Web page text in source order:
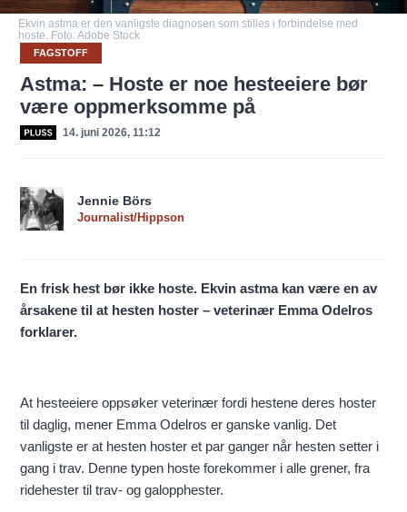
Ekvin astma er den vanligste diagnosen som stilles i forbindelse med
hoste. Foto: Adobe Stock
FAGSTOFF
Astma: – Hoste er noe hesteeiere bør
være oppmerksomme på
14. juni 2026, 11:12
Jennie Börs
Journalist/Hippson
En frisk hest bør ikke hoste. Ekvin astma kan være en av
årsakene til at hesten hoster – veterinær Emma Odelros
forklarer.
At hesteeiere oppsøker veterinær fordi hestene deres hoster
til daglig, mener Emma Odelros er ganske vanlig. Det
vanligste er at hesten hoster et par ganger når hesten setter i
gang i trav. Denne typen hoste forekommer i alle grener, fra
ridehester til trav- og galopphester.